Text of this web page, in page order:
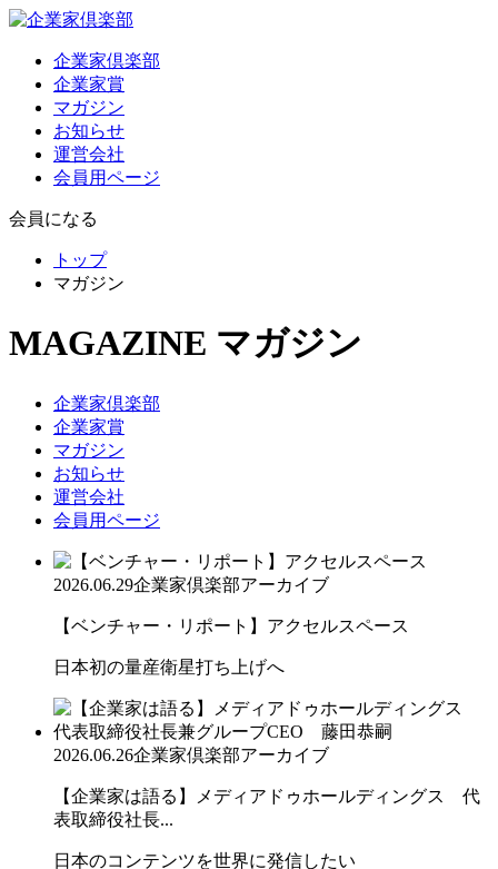
企業家倶楽部
企業家賞
マガジン
お知らせ
運営会社
会員用ページ
会員になる
トップ
マガジン
MAGAZINE マガジン
企業家倶楽部
企業家賞
マガジン
お知らせ
運営会社
会員用ページ
2026.06.29企業家倶楽部アーカイブ
【ベンチャー・リポート】アクセルスペース
日本初の量産衛星打ち上げへ
2026.06.26企業家倶楽部アーカイブ
【企業家は語る】メディアドゥホールディングス 代
表取締役社長...
日本のコンテンツを世界に発信したい